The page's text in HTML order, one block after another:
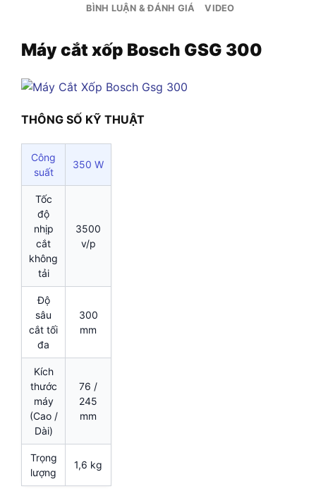
BÌNH LUẬN & ĐÁNH GIÁ VIDEO
Máy cắt xốp Bosch GSG 300
THÔNG SỐ KỸ THUẬT
Công
suất
350 W
Tốc
độ
nhịp
cắt
không
tải
3500
v/p
Độ
sâu
cắt tối
đa
300
mm
Kích
thước
máy
(Cao /
Dài)
76 /
245
mm
Trọng
lượng
1,6 kg